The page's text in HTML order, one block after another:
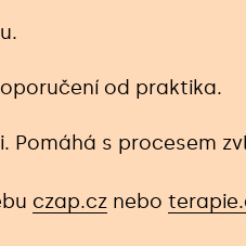
od praktika.
Pomáhá s procesem
czap.cz nebo